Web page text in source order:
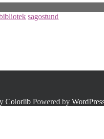
sagostund
Colorlib Powered by